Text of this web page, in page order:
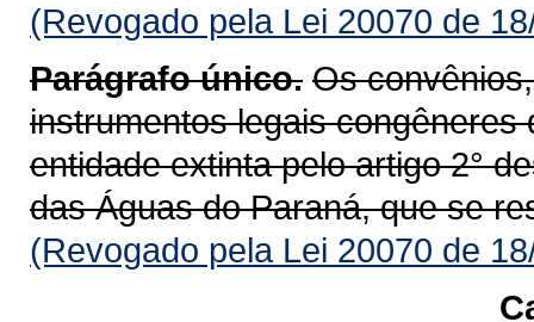
(Revogado pela Lei 20070 de
Parágrafo único. Os
instrumentos legais
entidade extinta pelo artigo 2°
das Águas do Paraná, que se
(Revogado pela Lei 20070 de